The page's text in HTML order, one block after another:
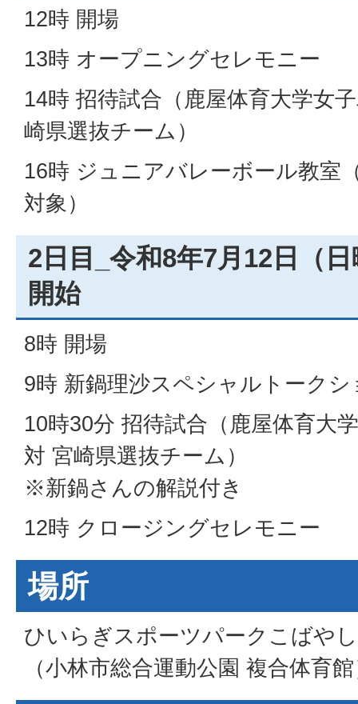
12時 開場
13時 オープニングセレモニー
14時 招待試合（鹿屋体育大学女
崎県選抜チーム）
16時 ジュニアバレーボール教室
対象）
2日目_令和8年7月12日（
開始
8時 開場
9時 新鍋理沙スペシャルトークシ
10時30分 招待試合（鹿屋体育大
対 宮崎県選抜チーム）
※新鍋さんの解説付き
12時 クロージングセレモニー
場所
ひいらぎスポーツパークこばや
（小林市総合運動公園 複合体育